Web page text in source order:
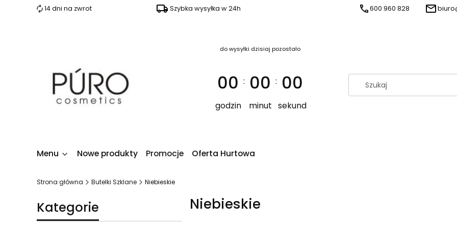
14 dni na zwrot Szybka wysyłka w 24h 600 960 828
do wysyłki dzisiaj pozostało
00
godzin
: 00
minut
: 00
sekund
Menu Nowe produkty Promocje Oferta Hurtowa
Strona główna Butelki Szklane Niebieskie
Kategorie Niebieskie